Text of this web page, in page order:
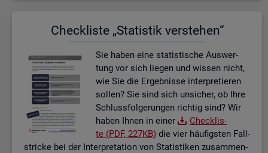
Check­lis­te „Sta­tis­tik ver­ste­hen“
Sie haben eine sta­tis­ti­sche Aus­wer­
tung vor sich lie­gen und wis­sen nicht,
wie Sie die Er­geb­nis­se in­ter­pre­tie­ren
sol­len? Sie sind sich un­si­cher, ob Ihre
Schluss­fol­ge­run­gen rich­tig sind? Wir
haben Ihnen in einer
Check­lis­
te (PDF, 227KB) die vier häu­figs­ten Fall­
stri­cke bei der In­ter­pre­ta­ti­on von Sta­tis­ti­ken zu­sam­men­